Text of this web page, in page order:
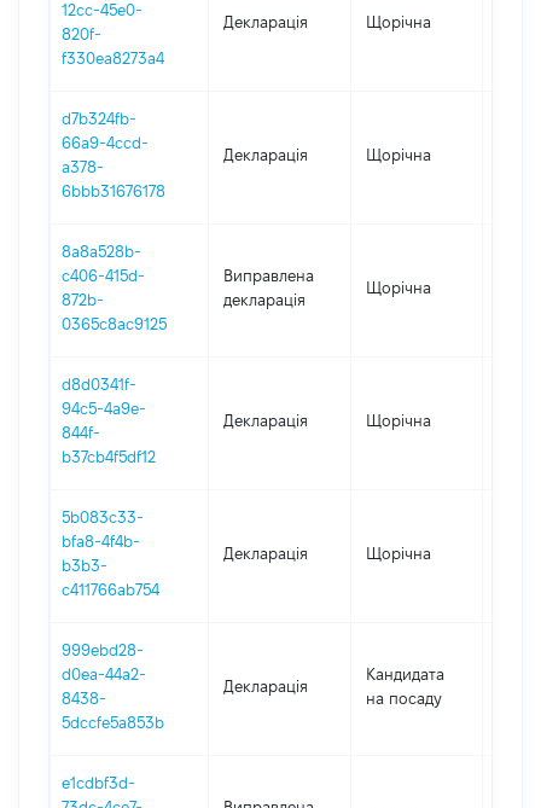
12cc-45e0-
820f-
f330ea8273a4
Декларація Щорічна
d7b324fb-
66a9-4ccd-
a378-
6bbb31676178
Декларація Щорічна
8a8a528b-
c406-415d-
872b-
0365c8ac9125
Виправлена
декларація
Щорічна
d8d0341f-
94c5-4a9e-
844f-
b37cb4f5df12
Декларація Щорічна
5b083c33-
bfa8-4f4b-
b3b3-
c411766ab754
Декларація Щорічна
999ebd28-
d0ea-44a2-
8438-
5dccfe5a853b
Декларація
Кандидата
на посаду
e1cdbf3d-